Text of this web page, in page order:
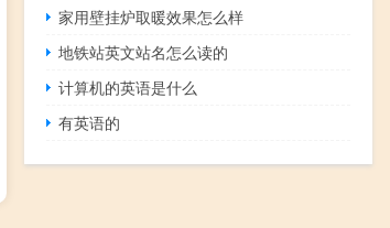
家用壁挂炉取暖效果怎么样
地铁站英文站名怎么读的
计算机的英语是什么
有英语的